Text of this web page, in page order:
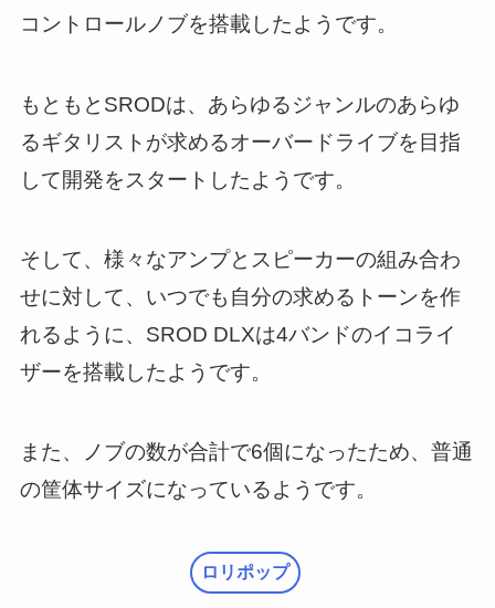
コントロールノブを搭載したようです。
もともとSRODは、あらゆるジャンルのあらゆ
るギタリストが求めるオーバードライブを目指
して開発をスタートしたようです。
そして、様々なアンプとスピーカーの組み合わ
せに対して、いつでも自分の求めるトーンを作
れるように、SROD DLXは4バンドのイコライ
ザーを搭載したようです。
また、ノブの数が合計で6個になったため、普通
の筐体サイズになっているようです。
ロリポップ